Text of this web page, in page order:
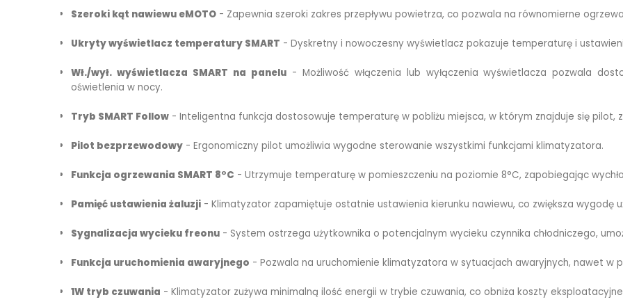
Szeroki kąt nawiewu eMOTO - Zapewnia szeroki zakres przepływu powietrza, co pozwala na równomierne
Ukryty wyświetlacz temperatury SMART - Dyskretny i nowoczesny wyświetlacz pokazuje temperaturę i
Wł./wył. wyświetlacza SMART na panelu- Możliwość włączenia lub wyłączenia wyświetlacza pozwala
oświetlenia w nocy.
Tryb SMART Follow - Inteligentna funkcja dostosowuje temperaturę w pobliżu miejsca, w którym znajduje się pilot,
Pilot bezprzewodowy - Ergonomiczny pilot umożliwia wygodne sterowanie wszystkimi funkcjami klimatyzatora.
Funkcja ogrzewania SMART 8°C - Utrzymuje temperaturę w pomieszczeniu na poziomie 8°C, zapobiegając
Pamięć ustawienia żaluzji - Klimatyzator zapamiętuje ostatnie ustawienia kierunku nawiewu, co zwiększa wygodę
Sygnalizacja wycieku freonu - System ostrzega użytkownika o potencjalnym wycieku czynnika chłodniczego,
Funkcja uruchomienia awaryjnego - Pozwala na uruchomienie klimatyzatora w sytuacjach awaryjnych, nawet w
1W tryb czuwania - Klimatyzator zużywa minimalną ilość energii w trybie czuwania, co obniża koszty